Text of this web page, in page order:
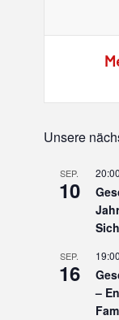
Unsere
SEP.
10
20:00
SEP.
16
19:00
–